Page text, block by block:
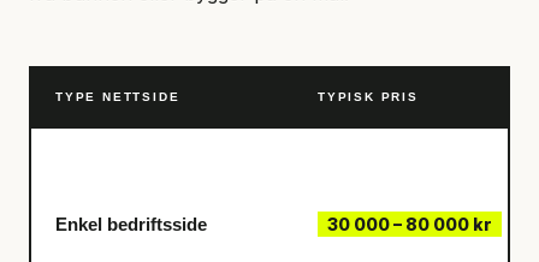
TYPE NETTSIDE TYPISK PRIS
Enkel bedriftsside 30 000 – 80 000 kr